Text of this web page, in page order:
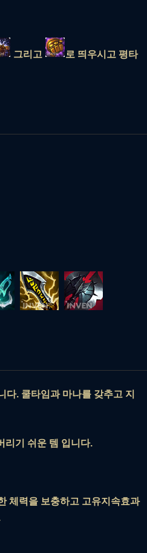
그리고 로 띄우시고 평타
다. 쿨타임과 마나를 갖추고 지
리기 쉬운 템 입니다.
체력을 보충하고 고유지속효과